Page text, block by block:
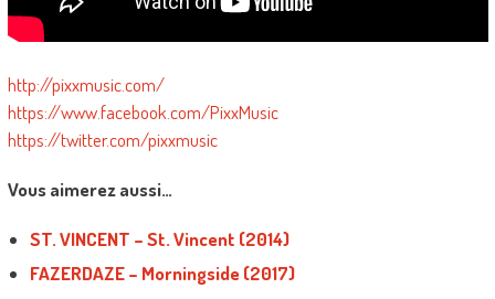
http://pixxmusic.com/
https://www.facebook.com/PixxMusic
https://twitter.com/pixxmusic
Vous aimerez aussi…
ST. VINCENT – St. Vincent (2014)
FAZERDAZE – Morningside (2017)